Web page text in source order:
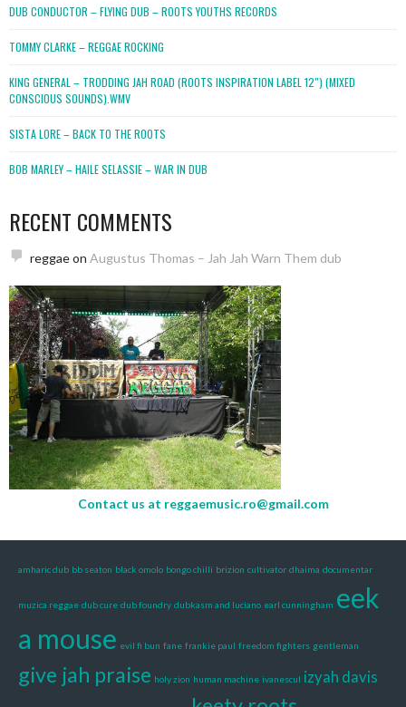
DUB CONDUCTOR – FLYING DUB – ROOTS YOUTHS RECORDS
TOMMY CLARKE – REGGAE ROCKING
KING GENERAL – TRODDING JAH ROAD (ROOTS INSPIRATION LABEL 12″) (MIXED
CONSCIOUS SOUNDS).WMV
SISTA LORE – BACK TO THE ROOTS
BOB MARLEY – HAILE SELASSIE – WAR IN DUB
RECENT COMMENTS
reggaeon Augustus Thomas – Jah Jah Warn Them dub
Contact us at reggaemusic.ro@gmail.com
amharic dub bb seaton black omolo bongo chilli brizion cultivator dhaima documentar
muzica reggae dub cure dub foundry dubkasm and luciano earl cunningham eek
a mouse evil fi bun fane frankie paul freedom fighters gentleman
give jah praise holy zion human machine ivanescul izyah davis